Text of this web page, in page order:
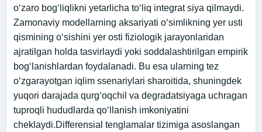
o‘zaro bog‘liqlikni yetarlicha to‘liq integrat siya qilmaydi.
Zamonaviy modellarning aksariyati o‘simlikning yer usti
qismining o‘sishini yer osti fiziologik jarayonlaridan
ajratilgan holda tasvirlaydi yoki soddalashtirilgan empirik
bog‘lanishlardan foydalanadi. Bu esa ularning tez
o‘zgarayotgan iqlim ssenariylari sharoitida, shuningdek
yuqori darajada qurg‘oqchil va degradatsiyaga uchragan
tuproqli hududlarda qo‘llanish imkoniyatini
cheklaydi.Differensial tenglamalar tizimiga asoslangan